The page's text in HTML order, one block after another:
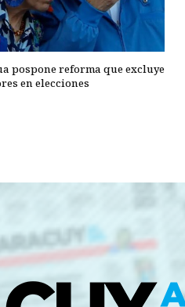
pospone reforma que excluye
en elecciones